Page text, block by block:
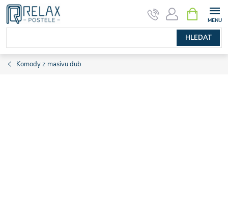
Přejít
obsah
HLEDAT
NÁKUPNÍ
KOŠÍK
Komody z masivu dub